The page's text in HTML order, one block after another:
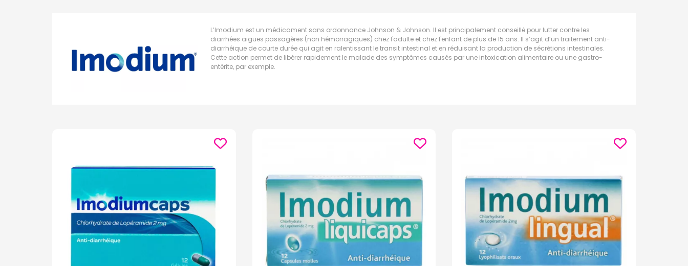
L’Imodium est un médicament sans ordonnance Johnson & Johnson. Il est principalement conseillé pour lutter contre les
diarrhées aiguës passagères (non hémorragiques) chez l'adulte et chez l'enfant de plus de 15 ans. Il s’agit d’un traitement anti-
diarrhéique de courte durée qui agit en ralentissant le transit intestinal et en réduisant la production de sécrétions intestinales.
Cette action permet de libérer rapidement le malade des symptômes causés par une intoxication alimentaire ou une gastro-
entérite, par exemple.